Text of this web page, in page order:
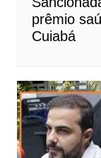
prêmio
Cuiabá